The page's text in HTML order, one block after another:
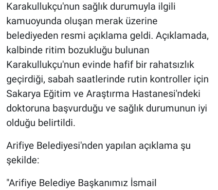
Karakullukçu'nun sağlık durumuyla ilgili
kamuoyunda oluşan merak üzerine
belediyeden resmi açıklama geldi. Açıklamada,
kalbinde ritim bozukluğu bulunan
Karakullukçu'nun evinde hafif bir rahatsızlık
geçirdiği, sabah saatlerinde rutin kontroller için
Sakarya Eğitim ve Araştırma Hastanesi'ndeki
doktoruna başvurduğu ve sağlık durumunun iyi
olduğu belirtildi.
Arifiye Belediyesi'nden yapılan açıklama şu
şekilde:
"Arifiye Belediye Başkanımız İsmail